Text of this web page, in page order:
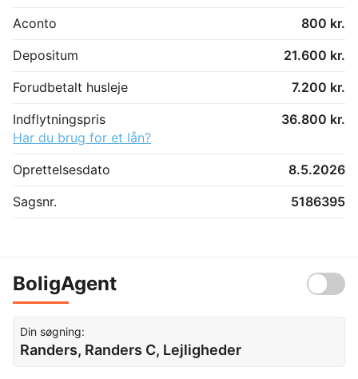
Aconto
800 kr.
Depositum
21.600 kr.
Forudbetalt husleje
7.200 kr.
Indflytningspris
36.800 kr.
Har du brug for et lån?
Oprettelsesdato
8.5.2026
Sagsnr.
5186395
BoligAgent
Din søgning:
Randers, Randers C, Lejligheder